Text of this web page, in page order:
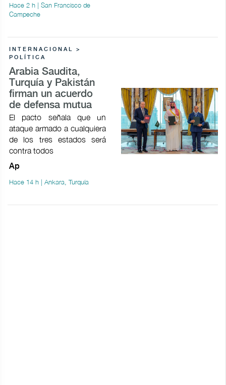
Hace 2 h | San Francisco de
Campeche
INTERNACIONAL >
POLÍTICA
Arabia Saudita,
Turquía y Pakistán
firman un acuerdo
de defensa mutua
El pacto señala que un
ataque armado a cualquiera
de los tres estados será
contra todos
Ap
Hace 14 h | Ankara, Turquía